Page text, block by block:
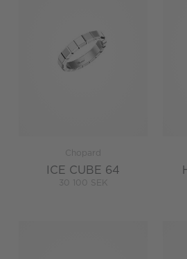
Chopard
ICE CUBE 64
30 100 SEK